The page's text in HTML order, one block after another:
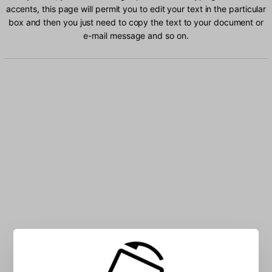
accents, this page will permit you to edit your text in the particular
box and then you just need to copy the text to your document or
e-mail message and so on.
Type Faeroese characters into the box: